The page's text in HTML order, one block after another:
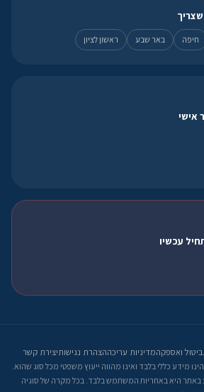
חיפה באר שבע ראשון לציון
אישי
עכשיו
ביטול ואספקהמדיניות עריכההצהרת נגישותיצירת קשר
המידע המופיע באתר Jus-Tice הינו מידע כללי בלבד ואינו מהווה ייעוץ משפטי מכל סוג שהוא.
היא באחריות המשתמש בלבד. בכל מקרה של סוגיה